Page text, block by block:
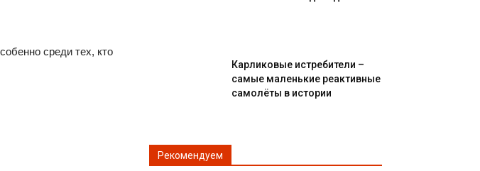
среди тех, кто
Карликовые истребители –
самые маленькие реактивные
самолёты в истории
Рекомендуем